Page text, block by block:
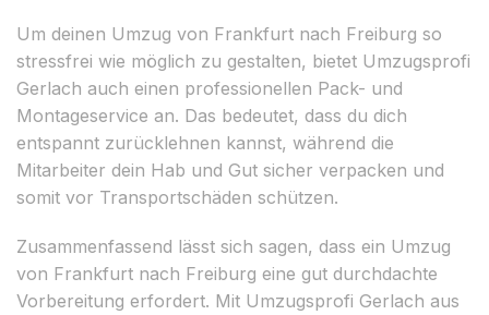
Um deinen Umzug von Frankfurt nach Freiburg so
stressfrei wie möglich zu gestalten, bietet Umzugsprofi
Gerlach auch einen professionellen Pack- und
Montageservice an. Das bedeutet, dass du dich
entspannt zurücklehnen kannst, während die
Mitarbeiter dein Hab und Gut sicher verpacken und
somit vor Transportschäden schützen.
Zusammenfassend lässt sich sagen, dass ein Umzug
von Frankfurt nach Freiburg eine gut durchdachte
Vorbereitung erfordert. Mit Umzugsprofi Gerlach aus